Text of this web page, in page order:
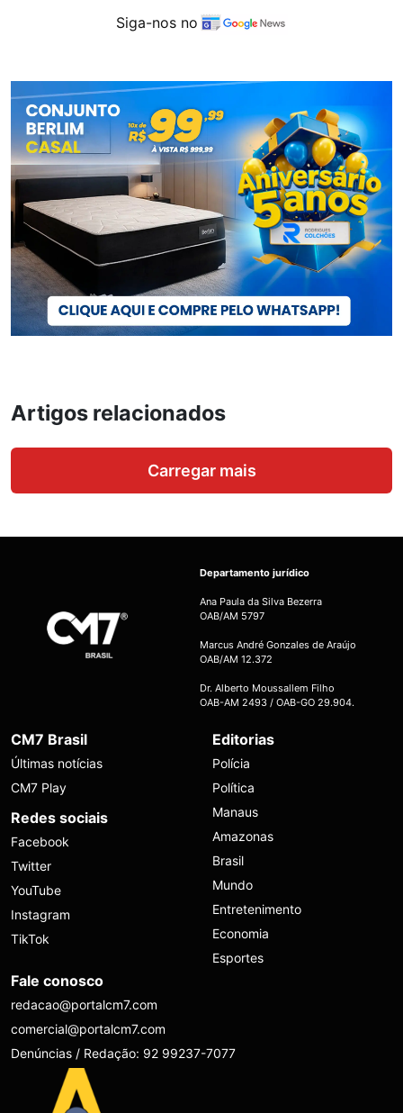
Siga-nos no
Artigos relacionados
Carregar mais
Departamento jurídico
Ana Paula da Silva Bezerra
OAB/AM 5797
Marcus André Gonzales de Araújo
OAB/AM 12.372
Dr. Alberto Moussallem Filho
OAB-AM 2493 / OAB-GO 29.904.
CM7 Brasil
Últimas notícias
CM7 Play
Redes sociais
Facebook
Twitter
YouTube
Instagram
TikTok
Editorias
Polícia
Política
Manaus
Amazonas
Brasil
Mundo
Entretenimento
Economia
Esportes
Fale conosco
redacao@portalcm7.com
comercial@portalcm7.com
Denúncias / Redação: 92 99237-7077